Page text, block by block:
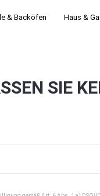
& Backöfen Haus &
SIE